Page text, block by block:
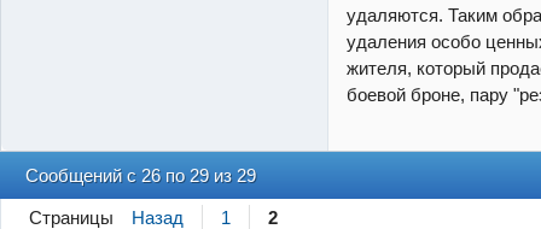
удаляются. Таким
удаления особо
жителя, который
боевой броне, пару
Сообщений с 26 по 29 из 29
Страницы Назад 1
2